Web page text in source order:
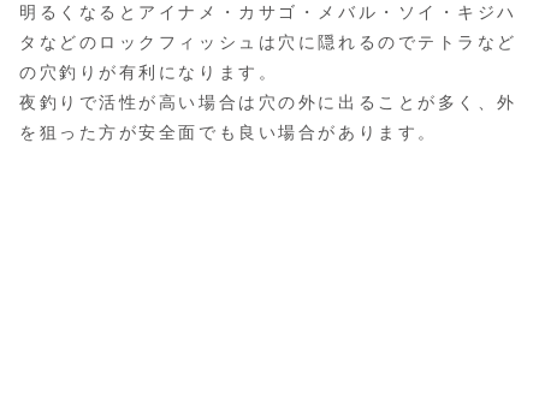
明るくなるとアイナメ・カサゴ・メバル・ソイ・キジハ
タなどのロックフィッシュは穴に隠れるのでテトラなど
の穴釣りが有利になります。
夜釣りで活性が高い場合は穴の外に出ることが多く、外
を狙った方が安全面でも良い場合があります。